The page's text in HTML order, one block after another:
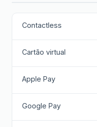
Contactless
Cartão virtual
Apple Pay
Google Pay